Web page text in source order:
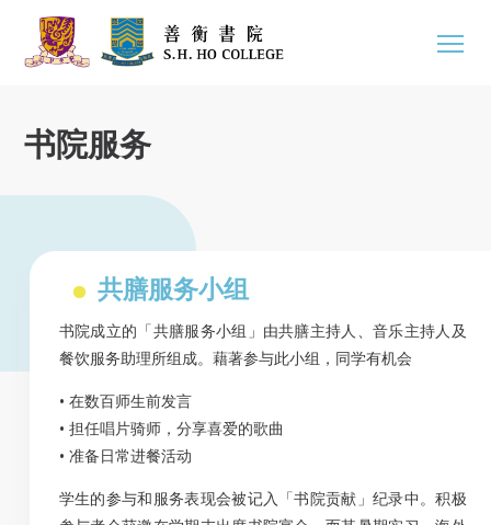
书院服务
共膳服务小组
书院成立的「共膳服务小组」由共膳主持人、音乐主持人及
餐饮服务助理所组成。藉著参与此小组，同学有机会
• 在数百师生前发言
• 担任唱片骑师，分享喜爱的歌曲
• 准备日常进餐活动
学生的参与和服务表现会被记入「书院贡献」纪录中。积极